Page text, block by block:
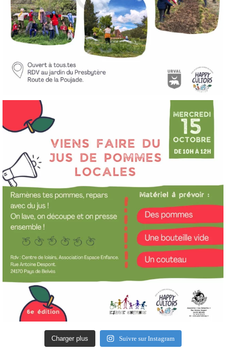
Charger plus Suivre sur Instagram